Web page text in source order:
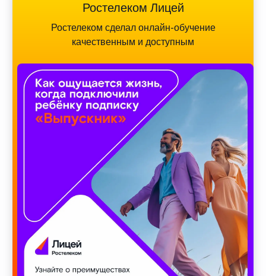
Ростелеком Лицей
Ростелеком сделал онлайн-обучение
качественным и доступным